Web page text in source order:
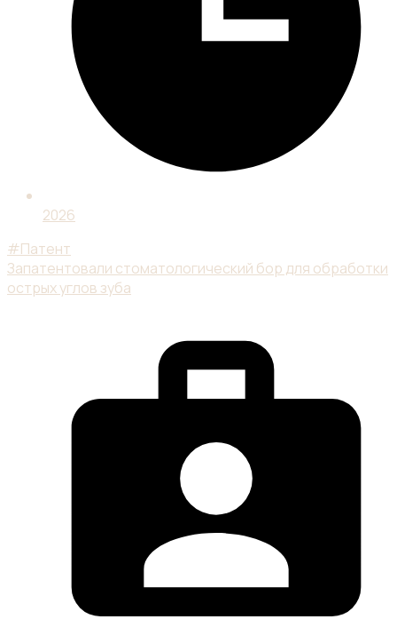
2026
#Патент
Запатентовали стоматологический бор для обработки
острых углов зуба